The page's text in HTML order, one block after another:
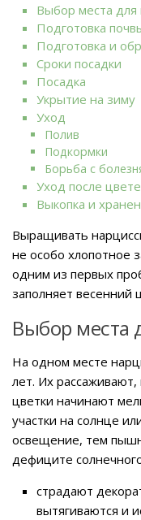
Выбор места для
Подготовка
Подготовка и
Сроки посадки
Посадка
Укрытие на зиму
Уход
Полив
Подкормки
Борьба с
Уход после
Выкопка и
Выращивать
не особо хлопотное
одним из первых
заполняет весенний
Выбор места
На одном месте
лет. Их рассаживают,
цветки начинают
участки на солнце
освещение, тем
дефиците
страдают
вытягиваются и